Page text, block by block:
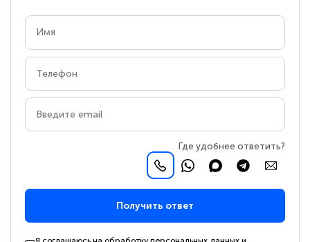
Где удобнее ответить?
Получить ответ